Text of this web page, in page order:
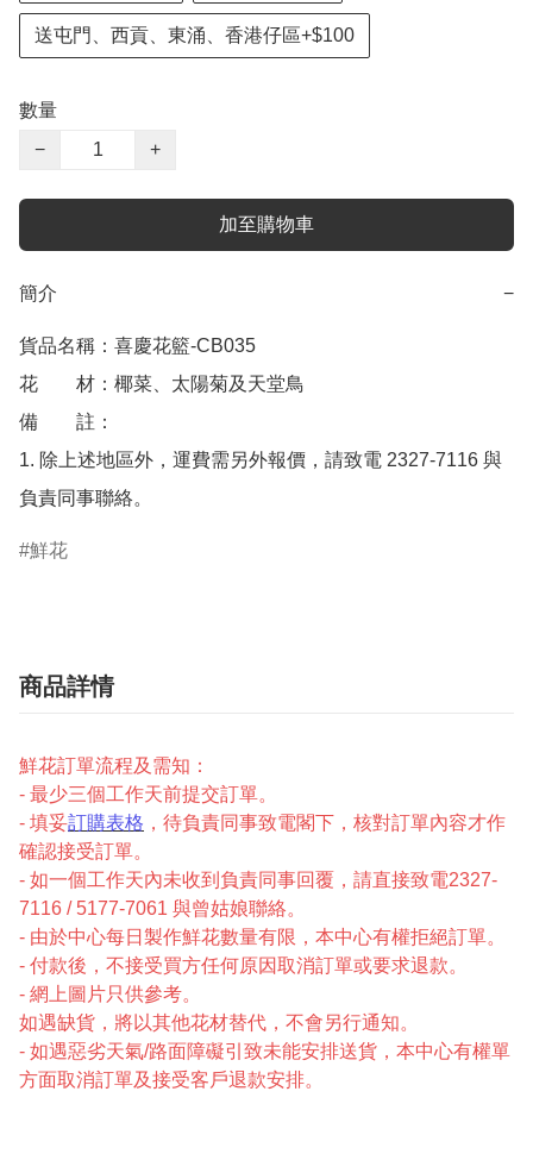
送屯門、西貢、東涌、香港仔區+$100
數量
−
+
加至購物車
簡介 −
貨品名稱：喜慶花籃-CB035
花　　材：椰菜、太陽菊及天堂鳥
備　　註：
1. 除上述地區外，運費需另外報價，請致電 2327-7116 與
鮮花
商品詳情
鮮花訂單流程及需知：
- 最少三個工作天前提交訂單。
- 填妥訂購表格 ，待負責同事致電閣下，核對訂單內容才作
確認接受訂單。
- 如一個工作天內未收到負責同事回覆，請直接致電2327-
7116 / 5177-7061 與曾姑娘聯絡。
- 由於中心每日製作鮮花數量有限，本中心有權拒絕訂單。
- 付款後，不接受買方任何原因取消訂單或要求退款。
- 網上圖片只供參考。
如遇缺貨，將以其他花材替代，不會另行通知。
- 如遇惡劣天氣/路面障礙引致未能安排送貨，本中心有權單
方面取消訂單及接受客戶退款安排。